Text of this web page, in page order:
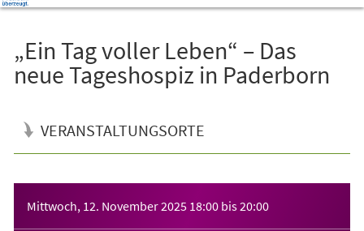
„Ein Tag voller Leben“ – Das
neue Tageshospiz in Paderborn
VERANSTALTUNGSORTE
Mittwoch, 12. November 2025 18:00 bis20:00